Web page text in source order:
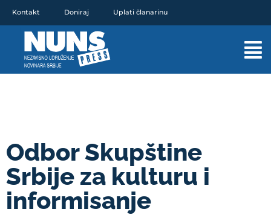
sadržaj
Kontakt Doniraj Uplati članarinu
Odbor Skupštine
Srbije za kulturu i
informisanje